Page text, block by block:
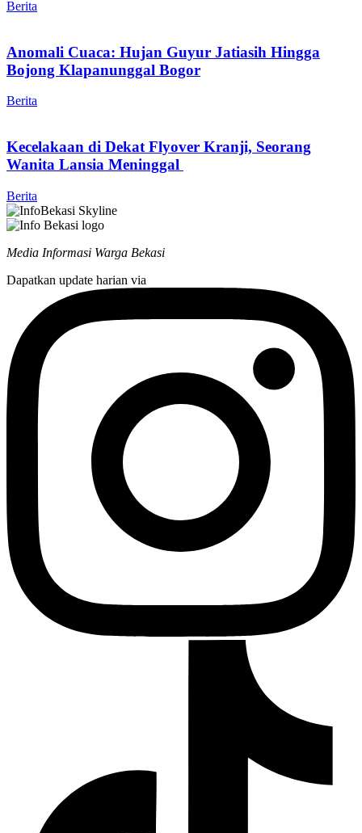
Berita
Anomali Cuaca: Hujan Guyur Jatiasih Hingga
Bojong Klapanunggal Bogor
Berita
Kecelakaan di Dekat Flyover Kranji, Seorang
Wanita Lansia Meninggal
Berita
Media Informasi Warga Bekasi
Dapatkan update harian via